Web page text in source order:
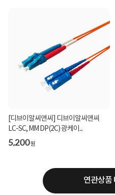
[디브이알씨앤씨] 디브이알씨앤씨
LC-SC, MM DP(2C) 광케이...
5,200원
연관상품